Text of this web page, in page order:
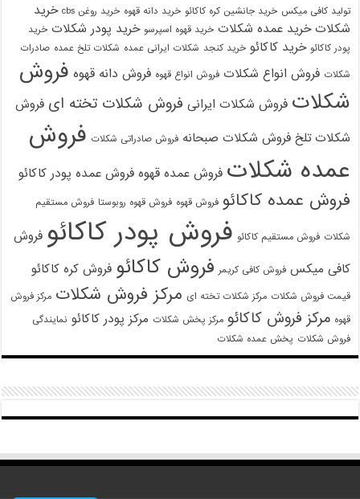
تولید کافی میکس خرید جانشین کره کاکائو خرید دانه قهوه خرید روغن cbs
خرید
شکلات خرید عمده شکلات خرید قهوه اسپرسو خرید پودر شکلات خرید
پودر کاکائو خرید کاکائو خرید کنجد شکلات ایرانی عمده شکلات تلخ عمده صادرات
شکلات فروش انواع شکلات فروش انواع قهوه فروش دانه قهوه فروش
شکلات فروش شکلات ایرانی فروش شکلات تخته ای فروش
شکلات تلخ فروش شکلات صبحانه فروش صادراتی شکلات فروش
عمده شکلات فروش عمده قهوه فروش عمده پودر کاکائو
فروش عمده کاکائو فروش قهوه فروش قهوه روبوستا فروش مستقیم
شکلات فروش مستقیم کاکائو فروش پودر کاکائو فروش
کافی میکس فروش کافی کریمر فروش کاکائو فروش کره کاکائو
قیمت فروش شکلات مرکز شکلات تخته ای مرکز فروش شکلات مرکز فروش
قهوه مرکز فروش کاکائو مرکز پخش شکلات مرکز پودر کاکائو نمایندگی
فروش شکلات پخش عمده شکلات